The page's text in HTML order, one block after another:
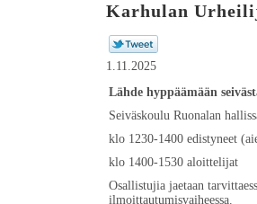
Karhulan
1.11.2025
Lähde hyppäämään
Seiväskoulu Ruonalan
klo 1230-1400 edistyneet
klo 1400-1530 aloittelijat
Osallistujia jaetaan
ilmoittautumisvaiheessa.